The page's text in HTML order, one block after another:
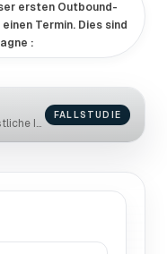
ersten Outbound-
Termin. Dies sind
:
Stadtreinigung, Abfallwirtschaft, künstliche Intelligenz
FALLSTUDIE